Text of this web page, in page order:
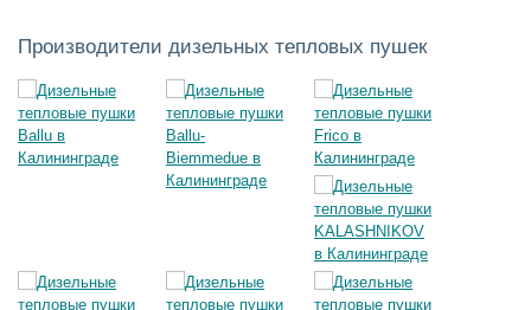
Производители дизельных тепловых пушек